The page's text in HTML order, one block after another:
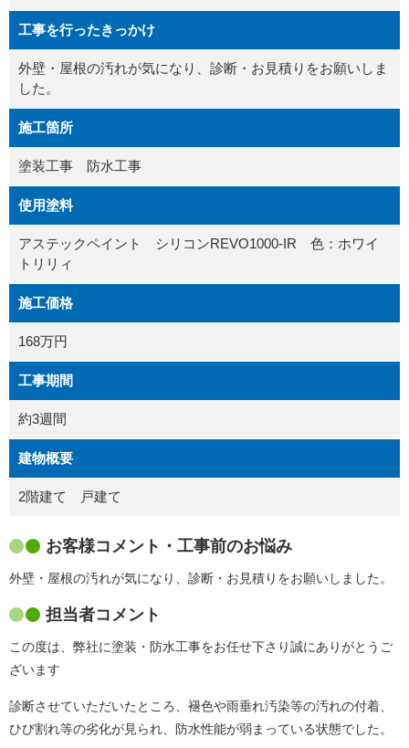
工事を行ったきっかけ
外壁・屋根の汚れが気になり、診断・お見積りをお願いしま
した。
施工箇所
塗装工事 防水工事
使用塗料
アステックペイント シリコンREVO1000-IR 色：ホワイ
トリリィ
施工価格
168万円
工事期間
約3週間
建物概要
2階建て 戸建て
お客様コメント・工事前のお悩み
外壁・屋根の汚れが気になり、診断・お見積りをお願いしました。
担当者コメント
この度は、弊社に塗装・防水工事をお任せ下さり誠にありがとうご
ざいます
診断させていただいたところ、褪色や雨垂れ汚染等の汚れの付着、
ひび割れ等の劣化が見られ、防水性能が弱まっている状態でした。